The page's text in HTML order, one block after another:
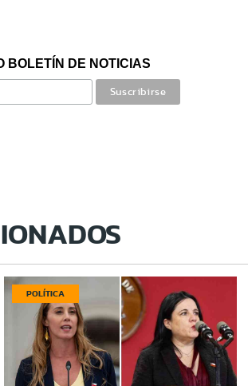
BOLETÍN DE NOTICIAS
POLÍTICA